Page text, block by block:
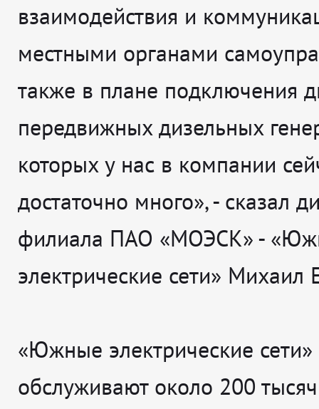
взаимодействия и
местными органами
также в плане подключения
передвижных дизельных
которых у нас в компании
достаточно много», - сказал
филиала ПАО «МОЭСК» -
электрические сети» Михаил
«Южные электрические сети»
обслуживают около 200 тысяч